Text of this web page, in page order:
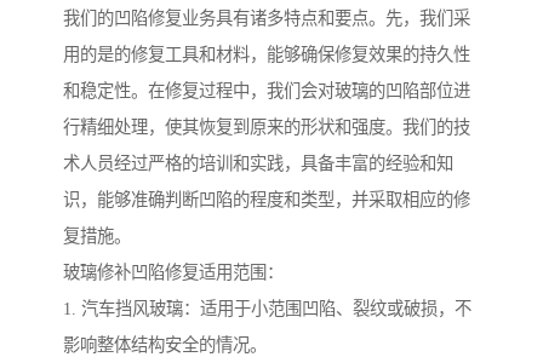
我们的凹陷修复业务具有诸多特点和要点。先，我们采
用的是的修复工具和材料，能够确保修复效果的持久性
和稳定性。在修复过程中，我们会对玻璃的凹陷部位进
行精细处理，使其恢复到原来的形状和强度。我们的技
术人员经过严格的培训和实践，具备丰富的经验和知
识，能够准确判断凹陷的程度和类型，并采取相应的修
复措施。
玻璃修补凹陷修复适用范围：
1. 汽车挡风玻璃：适用于小范围凹陷、裂纹或破损，不
影响整体结构安全的情况。